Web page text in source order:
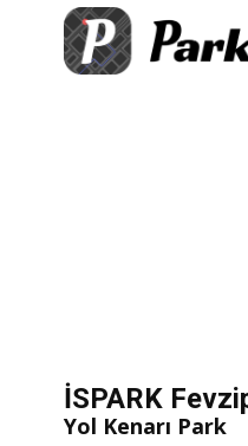
İSPARK
Yol Kenarı Park